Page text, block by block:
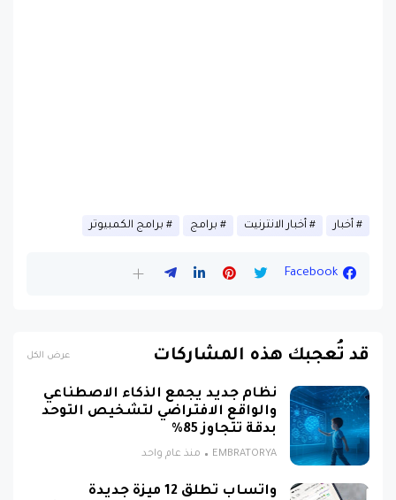
أخبار أخبار الانترنيت برامج برامج الكمبيوتر
Facebook
قد تُعجبك هذه المشاركات عرض الكل
نظام جديد يجمع الذكاء الاصطناعي
والواقع الافتراضي لتشخيص التوحد
بدقة تتجاوز 85%
EMBRATORYA منذ عام واحد
واتساب تطلق 12 ميزة جديدة